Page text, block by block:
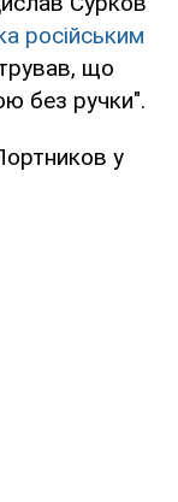
російським
що
без ручки".
у